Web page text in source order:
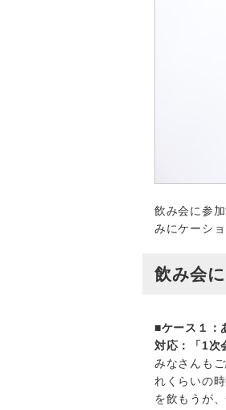
飲み会に参
みにケーシ
飲み会
■ケース１：
対応：「1次
みなさんも
れくらいの
を飲もうが